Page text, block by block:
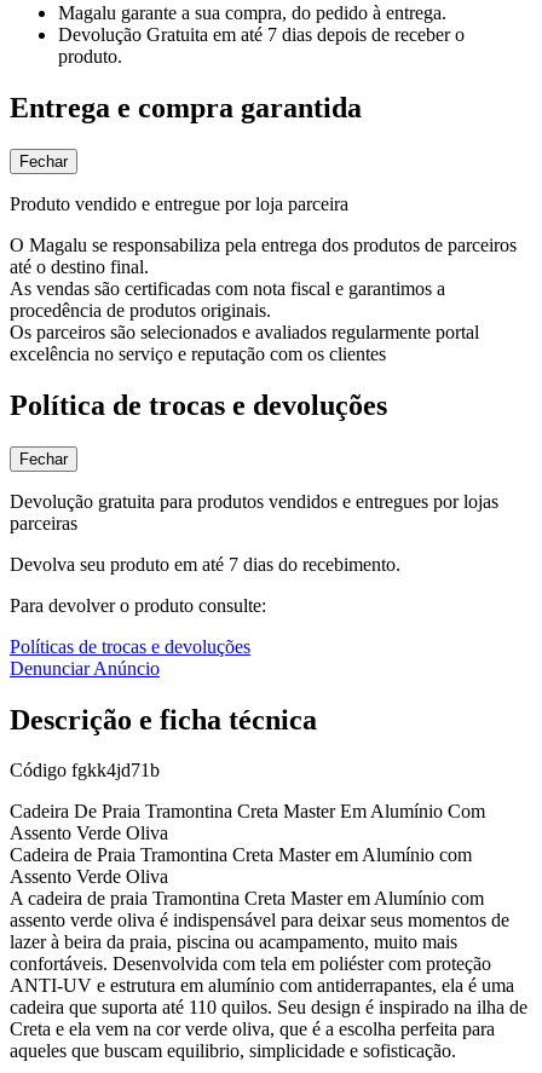
Magalu garante a sua compra, do pedido à entrega.
Devolução Gratuita em até 7 dias depois de receber o
produto.
Entrega e compra garantida
Fechar
Produto vendido e entregue por loja parceira
O Magalu se responsabiliza pela entrega dos produtos de parceiros
até o destino final.
As vendas são certificadas com nota fiscal e garantimos a
procedência de produtos originais.
Os parceiros são selecionados e avaliados regularmente portal
excelência no serviço e reputação com os clientes
Política de trocas e devoluções
Fechar
Devolução gratuita para produtos vendidos e entregues por lojas
parceiras
Devolva seu produto em até 7 dias do recebimento.
Para devolver o produto consulte:
Políticas de trocas e devoluções
Denunciar Anúncio
Descrição e ficha técnica
Código fgkk4jd71b
Cadeira De Praia Tramontina Creta Master Em Alumínio Com
Assento Verde Oliva
Cadeira de Praia Tramontina Creta Master em Alumínio com
Assento Verde Oliva
A cadeira de praia Tramontina Creta Master em Alumínio com
assento verde oliva é indispensável para deixar seus momentos de
lazer à beira da praia, piscina ou acampamento, muito mais
confortáveis. Desenvolvida com tela em poliéster com proteção
ANTI-UV e estrutura em alumínio com antiderrapantes, ela é uma
cadeira que suporta até 110 quilos. Seu design é inspirado na ilha de
Creta e ela vem na cor verde oliva, que é a escolha perfeita para
aqueles que buscam equilibrio, simplicidade e sofisticação.